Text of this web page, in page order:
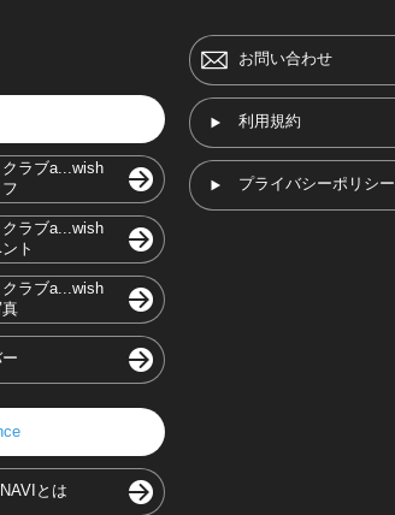
ラブa...wish
ラブa...wish
ト
ラブa...wish
とは
お問い合わせ
利用規約
プライバシーポリシー